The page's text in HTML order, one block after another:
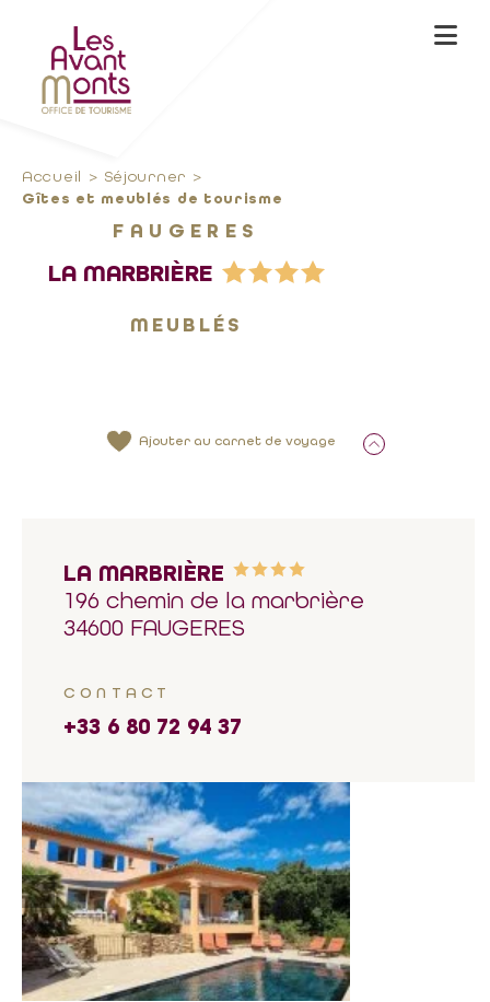
Accueil Séjourner
Gîtes et meublés de tourisme
FAUGERES
LA MARBRIÈRE
MEUBLÉS
Ajouter au carnet de voyage
LA MARBRIÈRE
196 chemin de la marbrière
34600 FAUGERES
CONTACT
+33 6 80 72 94 37